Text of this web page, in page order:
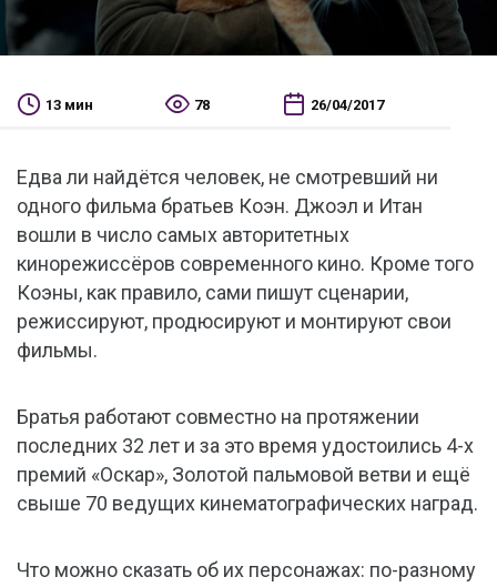
13 мин 78 26/04/2017
Едва ли найдётся человек, не смотревший ни
одного фильма братьев Коэн. Джоэл и Итан
вошли в число самых авторитетных
кинорежиссёров современного кино. Кроме того
Коэны, как правило, сами пишут сценарии,
режиссируют, продюсируют и монтируют свои
фильмы.
Братья работают совместно на протяжении
последних 32 лет и за это время удостоились 4-х
премий «Оскар», Золотой пальмовой ветви и ещё
свыше 70 ведущих кинематографических наград.
Что можно сказать об их персонажах: по-разному